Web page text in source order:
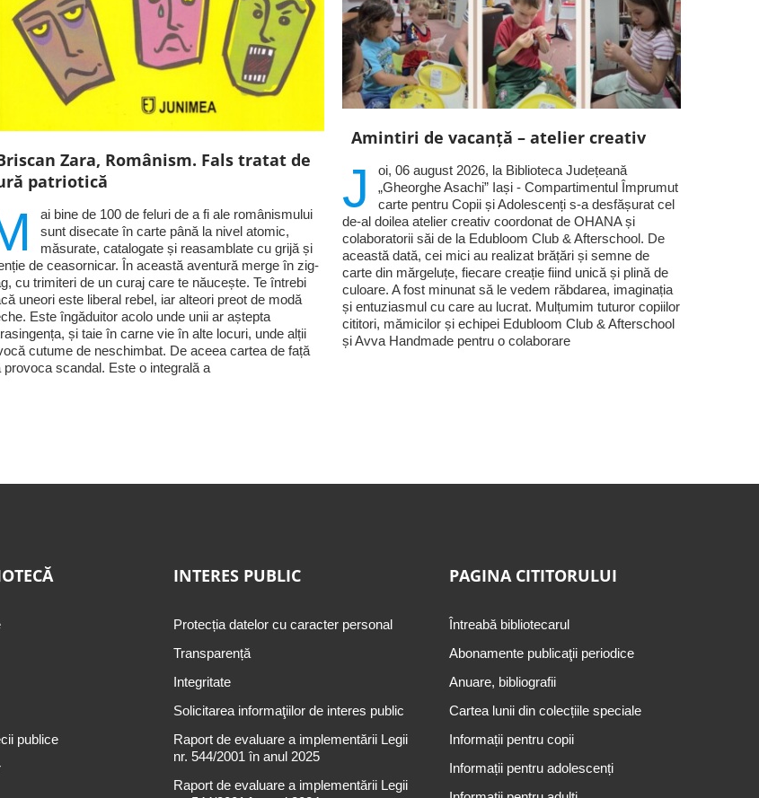
Zara, Românism. Fals tratat de
patriotică
ai bine de 100 de feluri de a fi ale românismului
sunt disecate în carte până la nivel atomic,
măsurate, catalogate și reasamblate cu grijă și
de ceasornicar. În această aventură merge în zig-
cu trimiteri de un curaj care te năucește. Te întrebi
uneori este liberal rebel, iar alteori preot de modă
Este îngăduitor acolo unde unii ar aștepta
și taie în carne vie în alte locuri, unde alții
cutume de neschimbat. De aceea cartea de față
provoca scandal. Este o integrală a
Amintiri de vacanță – atelier creativ
J
oi, 06 august 2026, la Biblioteca Județeană
„Gheorghe Asachi” Iași - Compartimentul Împrumut
carte pentru Copii și Adolescenți s-a desfășurat cel
de-al doilea atelier creativ coordonat de OHANA și
colaboratorii săi de la Edubloom Club & Afterschool. De
această dată, cei mici au realizat brățări și semne de
carte din mărgeluțe, fiecare creație fiind unică și plină de
culoare. A fost minunat să le vedem răbdarea, imaginația
și entuziasmul cu care au lucrat. Mulțumim tuturor copiilor
cititori, mămicilor și echipei Edubloom Club & Afterschool
și Avva Handmade pentru o colaborare
publice
INTERES PUBLIC
Protecția datelor cu caracter personal
Transparență
Integritate
Solicitarea informaţiilor de interes public
Raport de evaluare a implementării Legii
nr. 544/2001 în anul 2025
Raport de evaluare a implementării Legii
PAGINA CITITORULUI
Întreabă bibliotecarul
Abonamente publicaţii periodice
Anuare, bibliografii
Cartea lunii din colecțiile speciale
Informații pentru copii
Informații pentru adolescenți